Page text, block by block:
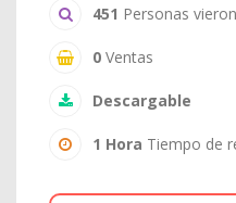
451 Personas
0 Ventas
Descargable
1 Hora Tiempo de